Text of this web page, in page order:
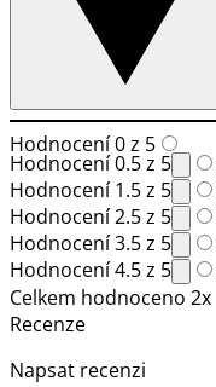
Hodnocení 0 z 5
Hodnocení 0.5 z 5
Hodnocení 1.5 z 5
Hodnocení 2.5 z 5
Hodnocení 3.5 z 5
Hodnocení 4.5 z 5
Celkem hodnoceno 2x
Recenze
Napsat recenzi